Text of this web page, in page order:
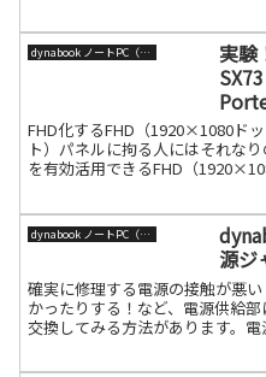
T6（
む
dynabook ノートPC（旧東芝）
実験
いて
FHD化するFHD（1920×1080ド
ト）パネルに拘る人にはそれな
を有効活用できるFHD（
dynabook ノートPC（旧東芝）
源ジ
確実に修理する電源の接触が悪
かったりする！など、電源供給
交換してみる方法があります。